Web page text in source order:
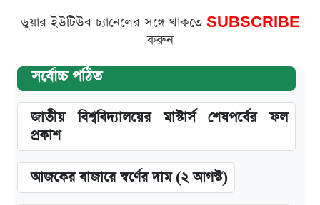
ডুয়ার ইউটিউব চ্যানেলের সঙ্গে থাকতে SUBSCRIBE
করুন
সর্বোচ্চ পঠিত
জাতীয় বিশ্ববিদ্যালয়ের মাস্টার্স শেষপর্বের ফল
প্রকাশ
আজকের বাজারে স্বর্ণের দাম (২ আগস্ট)